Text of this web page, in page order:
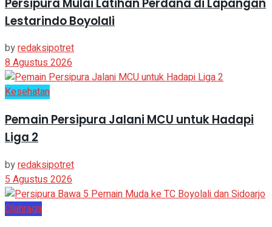
Lestarindo Boyolali
byredaksipotret
8 Agustus 2026
Kesehatan
Pemain Persipura Jalani MCU untuk Hadapi
Liga 2
byredaksipotret
5 Agustus 2026
Olahraga